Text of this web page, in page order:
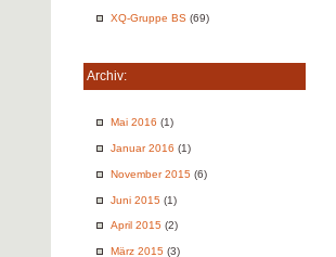
XQ-Gruppe BS (69)
Archiv:
Mai 2016 (1)
Januar 2016 (1)
November 2015 (6)
Juni 2015 (1)
April 2015 (2)
März 2015 (3)